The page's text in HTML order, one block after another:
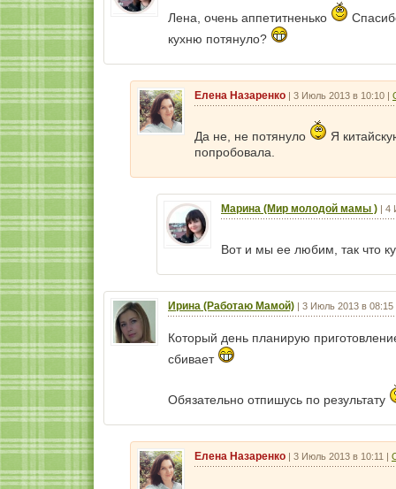
Лена, очень аппетитненько
кухню потянуло?
Елена Назаренко | 3 Июль 2013 в 10:10 |
Да не, не потянуло
Я
попробовала.
Марина (Мир молодой мамы ) | 4
Вот и мы ее любим, так что
Ирина (Работаю Мамой) | 3 Июль 2013 в 08:15
Который день планирую
сбивает
Обязательно отпишусь по результату
Елена Назаренко | 3 Июль 2013 в 10:11 |